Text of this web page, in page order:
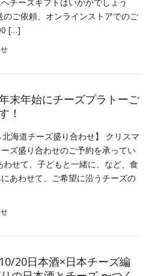
のご依頼、オンラインストアでのご
[…]
末年始にチーズプラトーご
！
北海道チーズ盛り合わせ】 クリスマ
ズ盛り合わせのご予約を承ってい
わせて、子どもと一緒に、など、食
あわせて、ご希望に沿うチーズの
20日本酒×日本チーズ編